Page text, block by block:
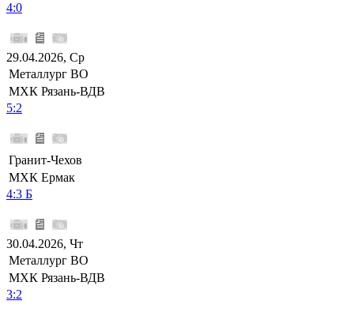
4:0
29.04.2026, Ср
Металлург ВО
МХК Рязань-ВДВ
5:2
Гранит-Чехов
МХК Ермак
4:3 Б
30.04.2026, Чт
Металлург ВО
МХК Рязань-ВДВ
3:2